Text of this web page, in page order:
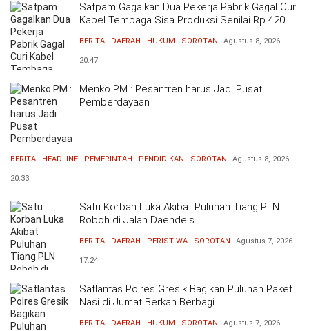
Satpam Gagalkan Dua Pekerja Pabrik Gagal Curi
Kabel Tembaga Sisa Produksi Senilai Rp 420
BERITA DAERAH HUKUM SOROTAN Agustus 8, 2026
20:47
Menko PM : Pesantren harus Jadi Pusat
Pemberdayaan
BERITA HEADLINE PEMERINTAH PENDIDIKAN SOROTAN Agustus 8, 2026
20:33
Satu Korban Luka Akibat Puluhan Tiang PLN
Roboh di Jalan Daendels
BERITA DAERAH PERISTIWA SOROTAN Agustus 7, 2026
17:24
Satlantas Polres Gresik Bagikan Puluhan Paket
Nasi di Jumat Berkah Berbagi
BERITA DAERAH HUKUM SOROTAN Agustus 7, 2026